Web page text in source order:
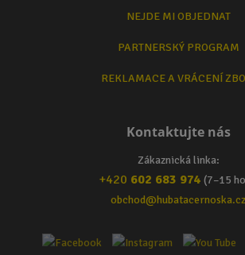
NEJDE MI OBJEDNAT
PARTNERSKÝ PROGRAM
REKLAMACE A VRÁCENÍ
Kontaktujte nás
Zákaznická linka:
+420 602 683 974 (7–15
obchod@hubatacernoska.cz